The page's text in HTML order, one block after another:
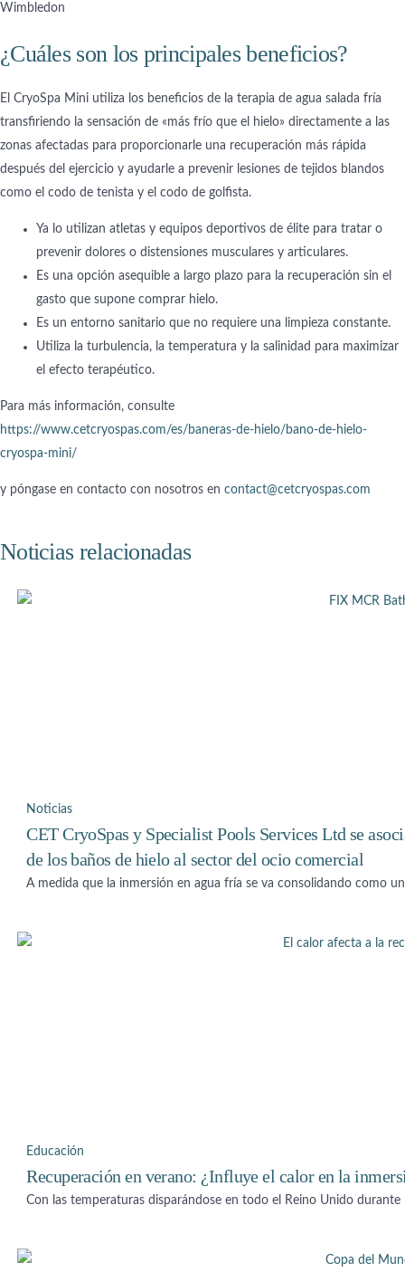
¿Cuáles son los principales beneficios?
El CryoSpa Mini utiliza los beneficios de la terapia de agua salada fría
transfiriendo la sensación de «más frío que el hielo» directamente a las
zonas afectadas para proporcionarle una recuperación más rápida
después del ejercicio y ayudarle a prevenir lesiones de tejidos blandos
como el codo de tenista y el codo de golfista.
Ya lo utilizan atletas y equipos deportivos de élite para tratar o
prevenir dolores o distensiones musculares y articulares.
Es una opción asequible a largo plazo para la recuperación sin el
gasto que supone comprar hielo.
Es un entorno sanitario que no requiere una limpieza constante.
Utiliza la turbulencia, la temperatura y la salinidad para maximizar
el efecto terapéutico.
Para más información, consulte
https://www.cetcryospas.com/es/baneras-de-hielo/bano-de-hielo-
cryospa-mini/
y póngase en contacto con nosotros en contact@cetcryospas.com
Noticias relacionadas
Noticias
CET CryoSpas y Specialist Pools Services Ltd se
de los baños de hielo al sector del ocio comercial
A medida que la inmersión en agua fría se va consolidando como
Educación
Recuperación en verano: ¿Influye el calor en la
Con las temperaturas disparándose en todo el Reino Unido